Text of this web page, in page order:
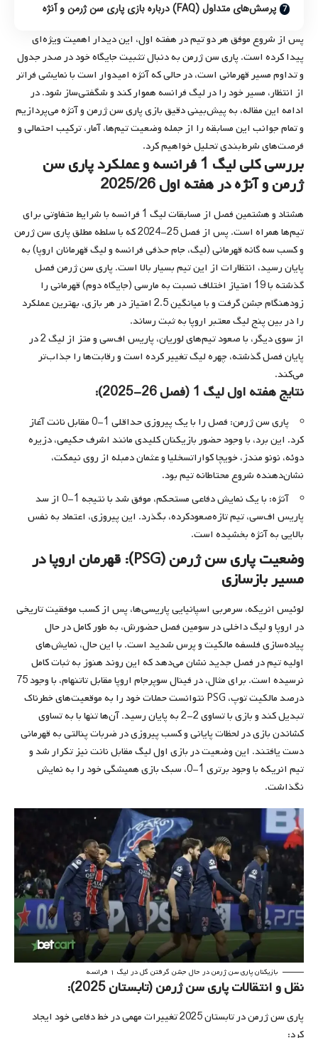
پرسش‌های متداول (FAQ) درباره بازی پاری سن ژرمن و آنژه
پس از شروع موفق هر دو تیم در هفته اول، این دیدار اهمیت ویژه‌ای
پیدا کرده است. پاری سن ژرمن به دنبال تثبیت جایگاه خود در صدر جدول
و تداوم مسیر قهرمانی است، در حالی که آنژه امیدوار است با نمایشی فراتر
از انتظار، مسیر خود را در لیگ فرانسه هموار کند و شگفتی‌ساز شود. در
ادامه این مقاله، به پیش‌بینی دقیق بازی پاری سن ژرمن و آنژه می‌پردازیم
و تمام جوانب این مسابقه را از جمله وضعیت تیم‌ها، آمار، ترکیب احتمالی و
فرصت‌های شرط‌بندی تحلیل خواهیم کرد.
بررسی کلی لیگ 1 فرانسه و عملکرد پاری سن
ژرمن و آنژه در هفته اول 2025/26
هشتاد و هشتمین فصل از مسابقات لیگ 1 فرانسه با شرایط متفاوتی برای
تیم‌ها همراه است. پس از فصل 25-2024 که با سلطه مطلق پاری سن ژرمن
و کسب سه گانه قهرمانی (لیگ، جام حذفی فرانسه و لیگ قهرمانان اروپا) به
پایان رسید، انتظارات از این تیم بسیار بالا است. پاری سن ژرمن فصل
گذشته با 19 امتیاز اختلاف نسبت به مارسی (جایگاه دوم) قهرمانی را
زودهنگام جشن گرفت و با میانگین 2.5 امتیاز در هر بازی، بهترین عملکرد
را در بین پنج لیگ معتبر اروپا به ثبت رساند.
از سوی دیگر، با صعود تیم‌های لوریان، پاریس اف‌سی و متز از لیگ 2 در
پایان فصل گذشته، چهره لیگ تغییر کرده است و رقابت‌ها را جذاب‌تر
می‌کند.
نتایج هفته اول لیگ 1 (فصل 26-2025):
پاری سن ژرمن: فصل را با یک پیروزی حداقلی 1-0 مقابل نانت آغاز
کرد. این برد، با وجود حضور بازیکنان کلیدی مانند اشرف حکیمی، دزیره
دوئه، نونو مندز، خویچا کواراتسخلیا و عثمان دمبله از روی نیمکت،
نشان‌دهنده شروع محتاطانه تیم بود.
آنژه: با یک نمایش دفاعی مستحکم، موفق شد با نتیجه 1-0 از سد
پاریس اف‌سی، تیم تازه‌صعودکرده، بگذرد. این پیروزی، اعتماد به نفس
بالایی به آنژه بخشیده است.
وضعیت پاری سن ژرمن (PSG): قهرمان اروپا در
مسیر بازسازی
لوئیس انریکه، سرمربی اسپانیایی پاریسی‌ها، پس از کسب موفقیت تاریخی
در اروپا و لیگ داخلی در سومین فصل حضورش، به طور کامل در حال
پیاده‌سازی فلسفه مالکیت و پرس شدید است. با این حال، نمایش‌های
اولیه تیم در فصل جدید نشان می‌دهد که این روند هنوز به ثبات کامل
نرسیده است. برای مثال، در فینال سوپرجام اروپا مقابل تاتنهام، با وجود 75
درصد مالکیت توپ، PSG نتوانست حملات خود را به موقعیت‌های خطرناک
تبدیل کند و بازی با تساوی 2-2 به پایان رسید. آن‌ها تنها با به تساوی
کشاندن بازی در لحظات پایانی و کسب پیروزی در ضربات پنالتی به قهرمانی
دست یافتند. این وضعیت در بازی اول لیگ مقابل نانت نیز تکرار شد و
تیم انریکه با وجود برتری 1-0، سبک بازی همیشگی خود را به نمایش
نگذاشت.
بازیکنان پاری سن ژرمن در حال جشن گرفتن گل در لیگ ۱ فرانسه
نقل و انتقالات پاری سن ژرمن (تابستان 2025):
پاری سن ژرمن در تابستان 2025 تغییرات مهمی در خط دفاعی خود ایجاد